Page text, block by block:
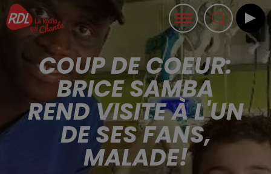
COUP DE COEUR:
BRICE SAMBA
REND VISITE À L'UN
DE SES FANS,
MALADE!